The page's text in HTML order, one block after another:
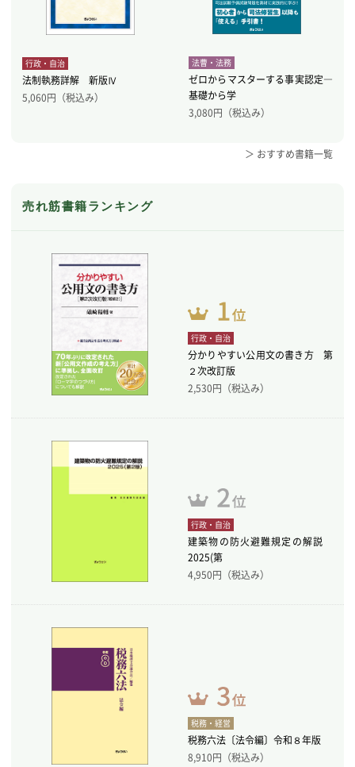
行政・自治
法制執務詳解 新版Ⅳ
5,060円（税込み）
法曹・法務
ゼロからマスターする事実認定―
基礎から学
3,080円（税込み）
＞ おすすめ書籍一覧
売れ筋書籍ランキング
行政・自治
分かりやすい公用文の書き方 第
２次改訂版
2,530円（税込み）
行政・自治
建築物の防火避難規定の解説
2025(第
4,950円（税込み）
税務・経営
税務六法〔法令編〕令和８年版
8,910円（税込み）